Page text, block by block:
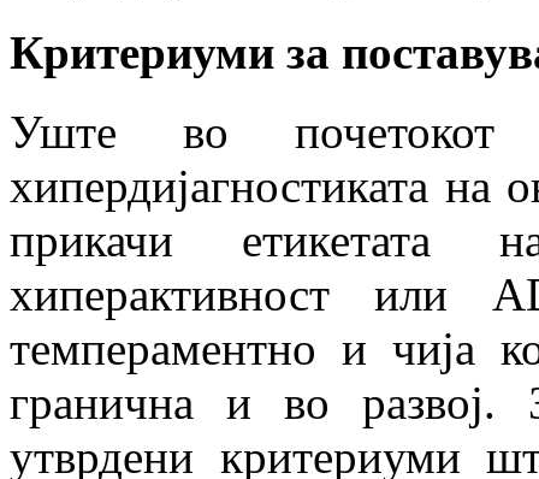
Критериуми за
Уште во почетокот
хипердијагностиката
прикачи
хиперактивност или
темпераментно и чија
гранична и во развој.
утврдени критериуми